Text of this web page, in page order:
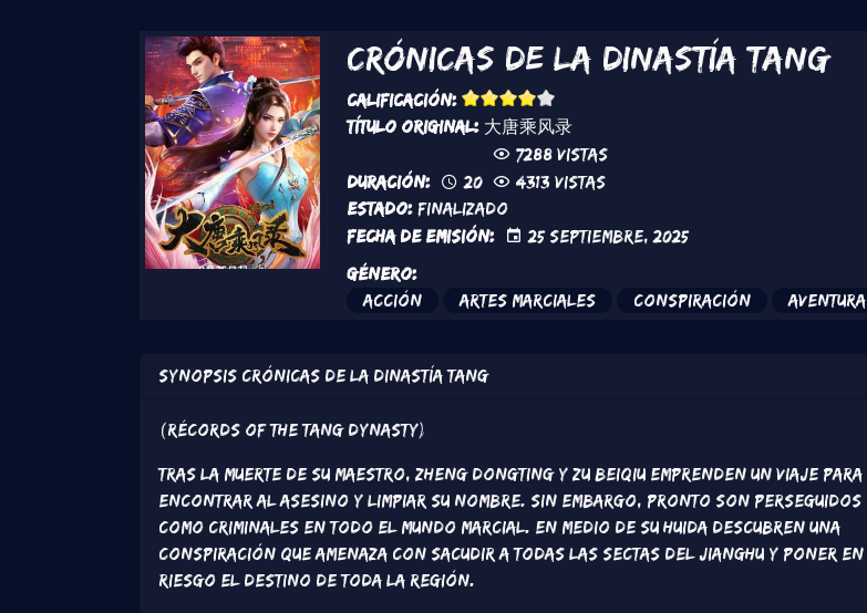
Crónicas de la dinastía Tang
Calificación:
Título original: 大唐乘风录
Duración: 20
7288 vistas
4313 vistas
Estado: Finalizado
Fecha de emisión:
25 Septiembre, 2025
Género:
Acción
Artes marciales Conspiración Aventura
Synopsis Crónicas de la dinastía Tang
(récords of the Tang Dynasty)
Tras la muerte de su maestro, Zheng Dongting y Zu Beiqiu emprenden un viaje para
encontrar al asesino y limpiar su nombre. Sin embargo, pronto son perseguidos
como criminales en todo el mundo marcial. En medio de su huida descubren una
conspiración que amenaza con sacudir a todas las sectas del Jianghu y poner en
riesgo el destino de toda la región.